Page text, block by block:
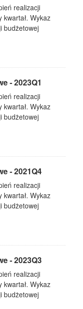
realizacji
Wykaz
budżetowej
- 2023Q1
realizacji
Wykaz
budżetowej
- 2021Q4
realizacji
Wykaz
budżetowej
- 2023Q3
realizacji
Wykaz
budżetowej